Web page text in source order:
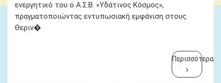
ενεργητικό του ο Α.Σ.Β. «Υδάτινος Κόσμος»,
πραγματοποιώντας εντυπωσιακή εμφάνιση στους
Θεριν�
Περισσότερα